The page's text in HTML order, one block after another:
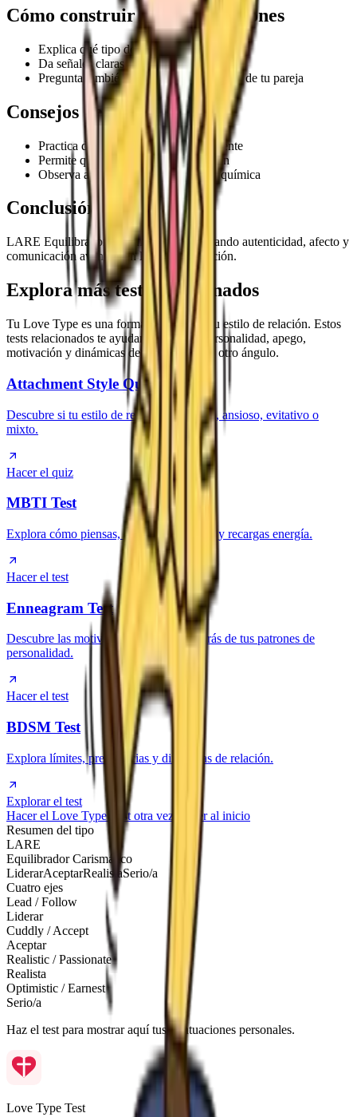
Cómo construir buenas relaciones
Explica qué tipo de espacio necesitas
Da señales claras de cariño
Pregunta también por el ritmo emocional de tu pareja
Consejos de crecimiento
Practica decir lo que deseas directamente
Permite que fuerza y ternura convivan
Observa acciones diarias, no solo la química
Conclusión
LARE Equilibrador Carismático crece cuando autenticidad, afecto y
comunicación avanzan en la misma dirección.
Explora más tests relacionados
Tu Love Type es una forma de entender tu estilo de relación. Estos
tests relacionados te ayudan a explorar personalidad, apego,
motivación y dinámicas de relación desde otro ángulo.
Attachment Style Quiz
Descubre si tu estilo de relación es seguro, ansioso, evitativo o
mixto.
Hacer el quiz
MBTI Test
Explora cómo piensas, decides, socializas y recargas energía.
Hacer el test
Enneagram Test
Descubre las motivaciones y miedos detrás de tus patrones de
personalidad.
Hacer el test
BDSM Test
Explora límites, preferencias y dinámicas de relación.
Explorar el test
Hacer el Love Type Test otra vez
Volver al inicio
Resumen del tipo
LARE
Equilibrador Carismático
LiderarAceptarRealistaSerio/a
Cuatro ejes
Lead / Follow
Liderar
Cuddly / Accept
Aceptar
Realistic / Passionate
Realista
Optimistic / Earnest
Serio/a
Haz el test para mostrar aquí tus puntuaciones personales.
Love Type Test